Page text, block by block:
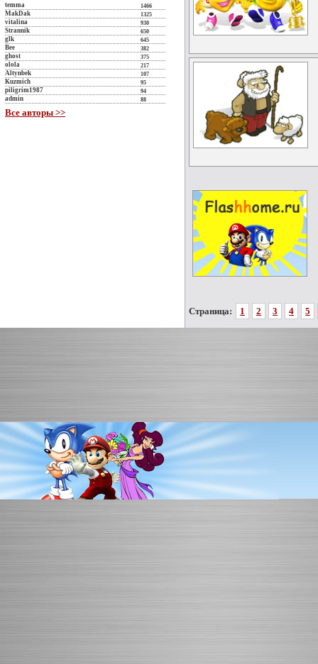
temma 1466
MakDak 1325
vitalina 930
Strannik 650
glk 645
Bee 382
ghost 375
olola 217
Altynbek 107
Kuzmich 95
piligrim1987 94
admin 88
Все авторы >>
Страница: 1 2 3 4 5